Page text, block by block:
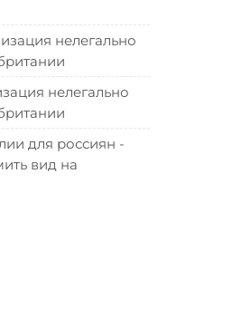
нелегально
нелегально
для россиян -
вид на